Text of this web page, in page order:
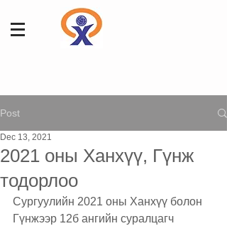
Post
2021 оны Ханхүү, Гүнж
тодорлоо
Dec 13, 2021
Сургуулийн 2021 оны Ханхүү болон
Гүнжээр 12б ангийн суралцагч